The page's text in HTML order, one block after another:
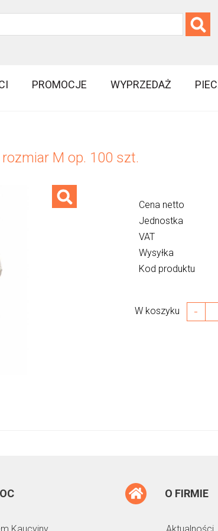
PROMOCJE WYPRZEDAŻ
M op. 100 szt.
Cena netto
Jednostka
VAT
Wysyłka
Kod produktu
W koszyku -
O FIRMIE